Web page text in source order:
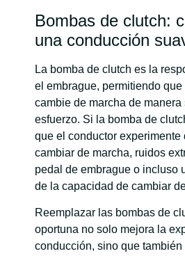
Bombas de clutch:
una conducción
La bomba de clutch es la
el embrague, permitiendo
cambie de marcha de manera
esfuerzo. Si la bomba de
que el conductor experimente
cambiar de marcha, ruidos
pedal de embrague o incluso
de la capacidad de cambiar
Reemplazar las bombas de
oportuna no solo mejora la
conducción, sino que